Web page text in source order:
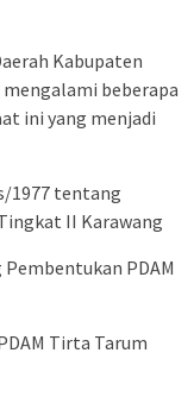
Kabupaten
beberapa
ini yang menjadi
1977 tentang
II Karawang
PDAM
Tirta Tarum